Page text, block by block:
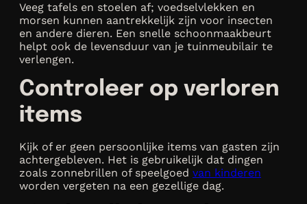
Veeg tafels en stoelen af; voedselvlekken en
morsen kunnen aantrekkelijk zijn voor insecten
en andere dieren. Een snelle schoonmaakbeurt
helpt ook de levensduur van je tuinmeubilair te
verlengen.
Controleer op verloren
items
Kijk of er geen persoonlijke items van gasten zijn
achtergebleven. Het is gebruikelijk dat dingen
zoals zonnebrillen of speelgoed van kinderen
worden vergeten na een gezellige dag.